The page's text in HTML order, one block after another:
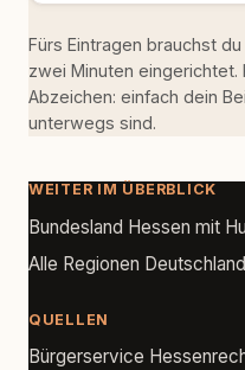
Fürs Eintragen brauchst
zwei Minuten
Abzeichen: einfach dein
unterwegs sind.
WEITER IM ÜBERBLICK
Bundesland Hessen mit
Alle Regionen Deutschland
QUELLEN
Bürgerservice